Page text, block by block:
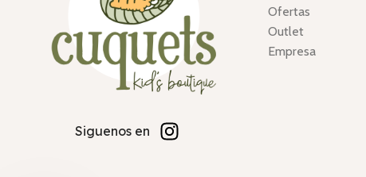
Siguenos en
Ofertas
Outlet
Empresa